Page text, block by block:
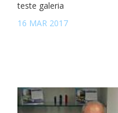
teste galeria
16 MAR 2017